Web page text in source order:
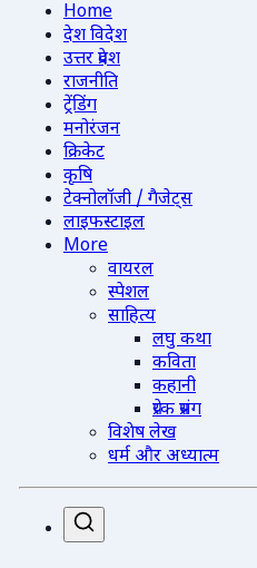
Home
देश विदेश
उत्तर प्रदेश
राजनीति
ट्रेंडिंग
मनोरंजन
क्रिकेट
कृषि
टेक्नोलॉजी / गैजेट्स
लाइफस्टाइल
More
वायरल
स्पेशल
साहित्य
लघु कथा
कविता
कहानी
प्रेरक प्रसंग
विशेष लेख
धर्म और अध्यात्म